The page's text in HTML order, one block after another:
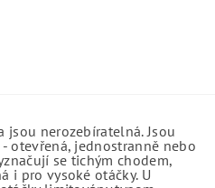
nerozebíratelná. Jsou
otevřená, jednostranně nebo
se tichým chodem,
i pro vysoké otáčky. U